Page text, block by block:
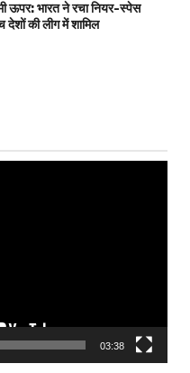
ऊपर: भारत ने रचा नियर-स्पेस
देशों की लीग में शामिल
03:38